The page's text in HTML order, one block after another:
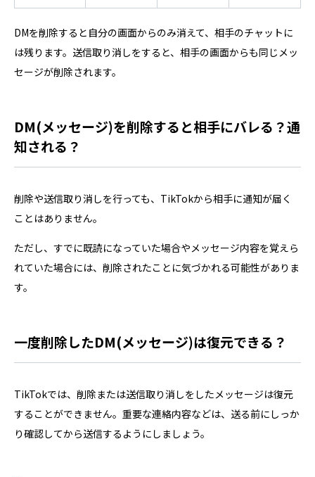
DMを削除すると自分の画面からのみ消えて、相手のチャットに
は残ります。送信取り消しをすると、相手の画面からも同じメッ
セージが削除されます。
DM(メッセージ)を削除すると相手にバレる？通
知される？
削除や送信取り消しを行っても、TikTokから相手に通知が届く
ことはありません。
ただし、すでに既読になっていた場合やメッセージ内容を覚えら
れていた場合には、削除されたことに気づかれる可能性がありま
す。
一度削除したDM(メッセージ)は復元できる？
TikTokでは、削除または送信取り消しをしたメッセージは復元
することができません。重要な連絡内容などは、送る前にしっか
り確認してから送信するようにしましょう。